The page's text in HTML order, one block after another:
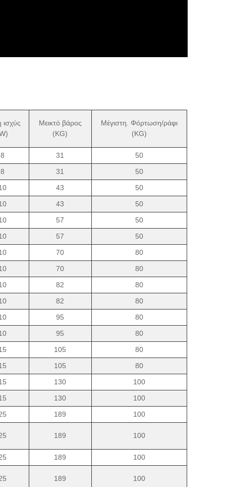
Μεικτό βάρος
(KG)
Μέγιστη. Φόρτωση/ράφι
(KG)
8 31
50
8 31
50
43
50
43
50
57
50
57
50
70
80
70
80
82
80
82
80
95
80
95
80
105
80
105
80
130
100
130
100
189
100
189 100
189
100
189 100